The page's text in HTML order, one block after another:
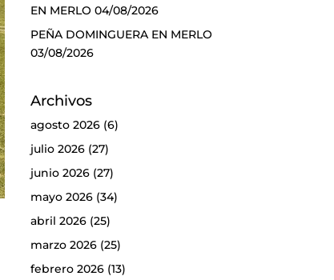
EN MERLO 04/08/2026
PEÑA DOMINGUERA EN MERLO
03/08/2026
Archivos
agosto 2026(6)
julio 2026(27)
junio 2026(27)
mayo 2026(34)
abril 2026(25)
marzo 2026(25)
febrero 2026(13)